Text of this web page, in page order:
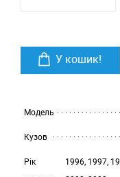
У кошик!
Модель
Кузов
Рік
1996, 1997,